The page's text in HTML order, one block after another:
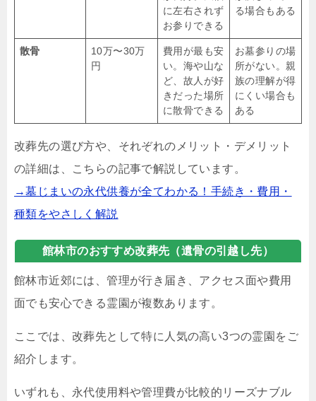
に左右されず
お参りできる
る場合もある
散骨
10万〜30万
円
費用が最も安
い。海や山な
ど、故人が好
きだった場所
に散骨できる
お墓参りの場
所がない。親
族の理解が得
にくい場合も
ある
改葬先の選び方や、それぞれのメリット・デメリット
の詳細は、こちらの記事で解説しています。
→墓じまいの永代供養が全てわかる！手続き・費用・
種類をやさしく解説
館林市のおすすめ改葬先（遺骨の引越し先）
館林市近郊には、管理が行き届き、アクセス面や費用
面でも安心できる霊園が複数あります。
ここでは、改葬先として特に人気の高い3つの霊園をご
紹介します。
いずれも、永代使用料や管理費が比較的リーズナブル